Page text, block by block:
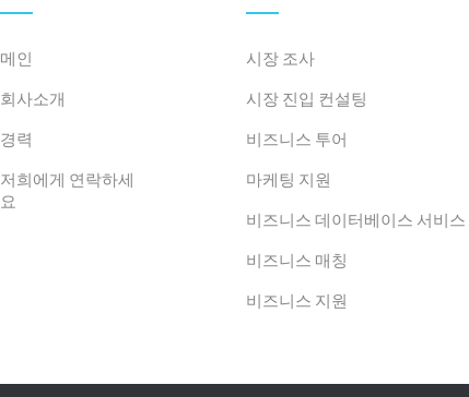
메인
회사소개
경력
저희에게 연락하세
요
시장 조사
시장 진입 컨설팅
비즈니스 투어
마케팅 지원
비즈니스 데이터베이스 서비스
비즈니스 매칭
비즈니스 지원